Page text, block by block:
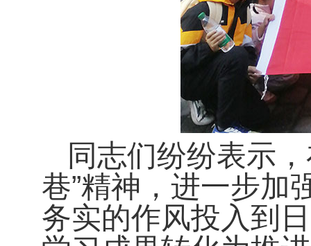
同志们纷纷表示
巷”精神，进一步加
务实的作风投入到